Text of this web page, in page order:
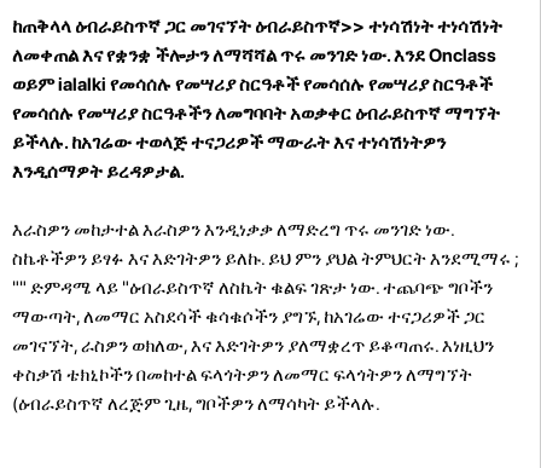
ከጠቅላላ ዕብራይስጥኛ ጋር መገናኘት ዕብራይስጥኛ>> ተነሳሽነት ተነሳሽነት
ለመቀጠል እና የቋንቋ ችሎታን ለማሻሻል ጥሩ መንገድ ነው. እንደ Onclass
ወይም ialalki የመሳሰሉ የመሣሪያ ስርዓቶች የመሳሰሉ የመሣሪያ ስርዓቶች
የመሳሰሉ የመሣሪያ ስርዓቶችን ለመግባባት አወቃቀር ዕብራይስጥኛ ማግኘት
ይችላሉ. ከአገሬው ተወላጅ ተናጋሪዎች ማውራት እና ተነሳሽነትዎን
እንዲሰማዎት ይረዳዎታል.
እራስዎን መከታተል እራስዎን እንዲነቃቃ ለማድረግ ጥሩ መንገድ ነው.
ስኬቶችዎን ይፃፉ እና እድገትዎን ይለኩ. ይህ ምን ያህል ትምህርት እንደሚማሩ ;
"" ድምዳሜ ላይ "ዕብራይስጥኛ ለስኬት ቁልፍ ገጽታ ነው. ተጨባጭ ግቦችን
ማውጣት, ለመማር አስደሳች ቁሳቁሶችን ያግኙ, ከአገሬው ተናጋሪዎች ጋር
መገናኘት, ራስዎን ወክለው, እና እድገትዎን ያለማቋረጥ ይቆጣጠሩ. እነዚህን
ቀስቃሽ ቴክኒኮችን በመከተል ፍላጎትዎን ለመማር ፍላጎትዎን ለማግኘት
(ዕብራይስጥኛ ለረጅም ጊዜ, ግቦችዎን ለማሳካት ይችላሉ.